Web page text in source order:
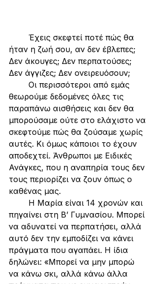
ήταν η ζωή σου, αν δεν έβλεπες;
Δεν άκουγες; Δεν περπατούσες;
Δεν άγγιζες; Δεν ονειρευόσουν;
θεωρούμε δεδομένες όλες τις
παραπάνω αισθήσεις και δεν θα
μπορούσαμε ούτε στο ελάχιστο να
σκεφτούμε πώς θα ζούσαμε χωρίς
αυτές. Κι όμως κάποιοι το έχουν
αποδεχτεί. Άνθρωποι με Ειδικές
Ανάγκες, που η αναπηρία τους δεν
τους περιορίζει να ζουν όπως ο
καθένας μας.
πηγαίνει στη Β’ Γυμνασίου. Μπορεί
να αδυνατεί να περπατήσει, αλλά
αυτό δεν την εμποδίζει να κάνει
πράγματα που αγαπάει. Η ίδια
δηλώνει: «Μπορεί να μην μπορώ
να κάνω σκι, αλλά κάνω άλλα